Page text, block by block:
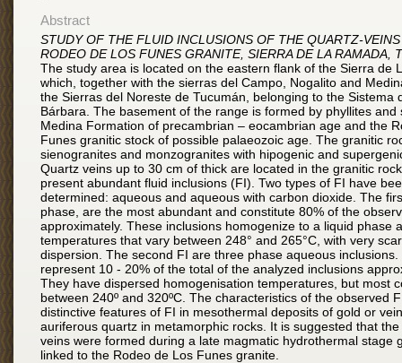
Abstract
STUDY OF THE FLUID INCLUSIONS OF THE QUARTZ-
RODEO DE LOS FUNES GRANITE, SIERRA DE LA RAMADA,
The study area is located on the eastern flank of the Sierra de
which, together with the sierras del Campo, Nogalito and
the Sierras del Noreste de Tucumán, belonging to the Sistema
Bárbara. The basement of the range is formed by phyllites and
Medina Formation of precambrian – eocambrian age and the
Funes granitic stock of possible palaeozoic age. The granitic
sienogranites and monzogranites with hipogenic and
Quartz veins up to 30 cm of thick are located in the granitic
present abundant fluid inclusions (FI). Two types of FI have
determined: aqueous and aqueous with carbon dioxide. The
phase, are the most abundant and constitute 80% of the
approximately. These inclusions homogenize to a liquid phase
temperatures that vary between 248° and 265°C, with very
dispersion. The second FI are three phase aqueous inclusions.
represent 10 - 20% of the total of the analyzed inclusions
They have dispersed homogenisation temperatures, but most
between 240º and 320ºC. The characteristics of the observed
distinctive features of FI in mesothermal deposits of gold or
auriferous quartz in metamorphic rocks. It is suggested that
veins were formed during a late magmatic hydrothermal stage
linked to the Rodeo de Los Funes granite.